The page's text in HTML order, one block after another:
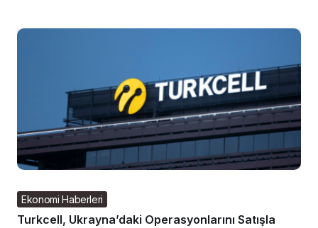
Ekonomi Haberleri
Turkcell, Ukrayna’daki Operasyonlarını Satışla